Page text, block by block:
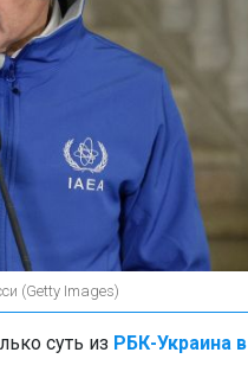
(Getty Images)
суть из РБК-Украина в